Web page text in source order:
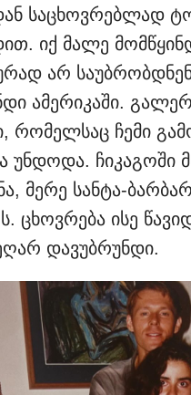
საცხოვრებლად
იქ მალე
არ
ამერიკაში.
რომელსაც ჩემი
უნდოდა. ჩიკაგოში
მერე სანტა-
ცხოვრება ისე
დავუბრუნდი.